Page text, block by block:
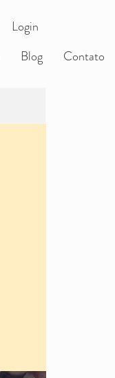
Login
Blog Contato